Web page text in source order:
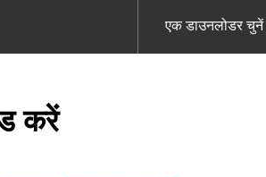
एक डाउनलोडर चुनें
करें